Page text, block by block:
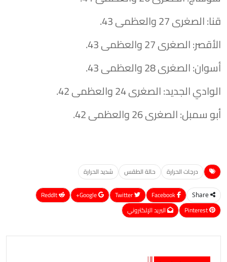
​قنا: الصغرى 27 والعظمى 43.
​الأقصر: الصغرى 27 والعظمى 43.
​أسوان: الصغرى 28 والعظمى 43.
​الوادي الجديد: الصغرى 24 والعظمى 42.
​أبو سمبل: الصغرى 26 والعظمى 42.
درجات الحرارة حالة الطقس شديد الحرارة
Share
Google+
ReddIt
Pinterest
البريد الإلكتروني